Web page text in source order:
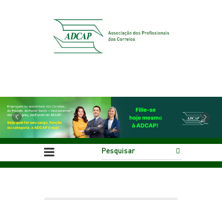
Previous Next